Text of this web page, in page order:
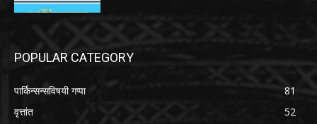
POPULAR CATEGORY
पार्किन्सन्सविषयी गप्पा
81
वृत्तांत
52